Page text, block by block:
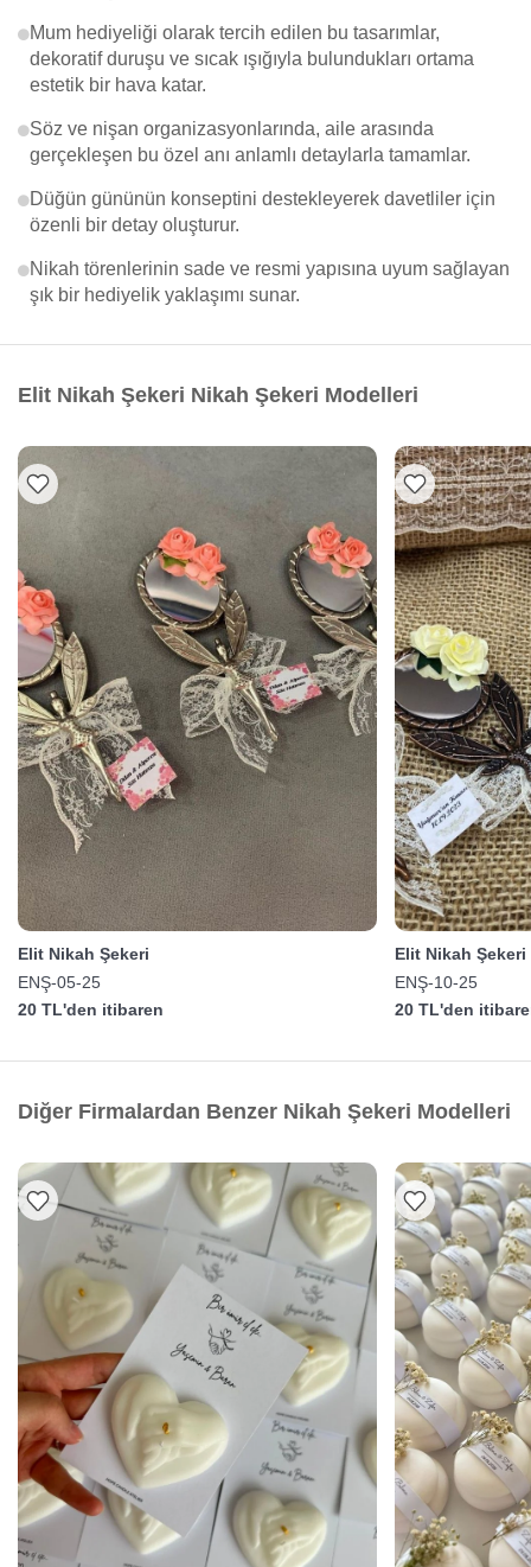
Mum hediyeliği olarak tercih edilen bu tasarımlar,
dekoratif duruşu ve sıcak ışığıyla bulundukları ortama
estetik bir hava katar.
Söz ve nişan organizasyonlarında, aile arasında
gerçekleşen bu özel anı anlamlı detaylarla tamamlar.
Düğün gününün konseptini destekleyerek davetliler için
özenli bir detay oluşturur.
Nikah törenlerinin sade ve resmi yapısına uyum sağlayan
şık bir hediyelik yaklaşımı sunar.
Elit Nikah Şekeri Nikah Şekeri Modelleri
Elit Nikah Şekeri
ENŞ-05-25
20 TL'den itibaren
Elit Nikah Şekeri
ENŞ-10-25
20 TL'den
Diğer Firmalardan Benzer Nikah Şekeri Modelleri